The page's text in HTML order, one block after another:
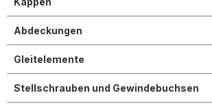
Abdeckungen
Gleitelemente
Stellschrauben und Gewindebuchsen